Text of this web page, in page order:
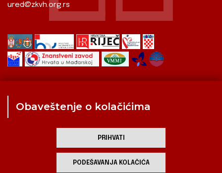
ured@zkvh.org.rs
Kulturna scena
Zavod za kulturu vojvođanskih Hrvata
Obaveštenje o kolačićima
PRIHVATI
PODEŠAVANJA KOLAČIĆA